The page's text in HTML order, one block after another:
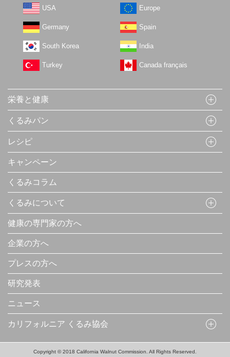
USA Europe
Germany Spain
South Korea India
Turkey Canada français
栄養と健康
くるみパン
レシピ
キャンペーン
くるみコラム
くるみについて
健康の専門家の方へ
企業の方へ
プレスの方へ
研究発表
ニュース
カリフォルニア くるみ協会
Copyright © 2018 California Walnut Commission. All Rights Reserved.